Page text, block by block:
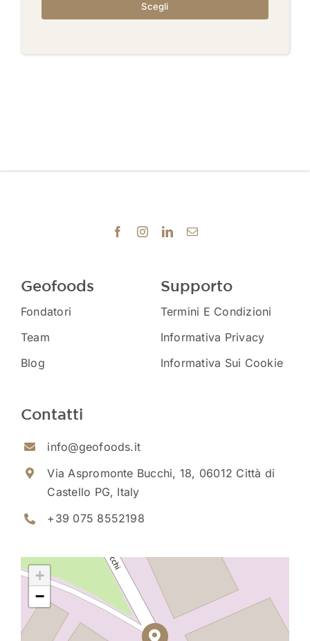
Scegli
Geofoods
Fondatori
Team
Blog
Supporto
Termini E Condizioni
Informativa Privacy
Informativa Sui Cookie
Contatti
info@geofoods.it
Via Aspromonte Bucchi, 18, 06012 Città di
Castello PG, Italy
+39 075 8552198
+
−